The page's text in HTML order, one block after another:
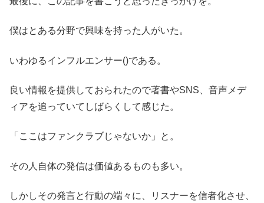
僕はとある分野で興味を持った人がいた。
いわゆるインフルエンサー()である。
良い情報を提供しておられたので著書やSNS、音声メデ
ィアを追っていてしばらくして感じた。
「ここはファンクラブじゃないか」と。
その人自体の発信は価値あるものも多い。
しかしその発言と行動の端々に、リスナーを信者化させ、